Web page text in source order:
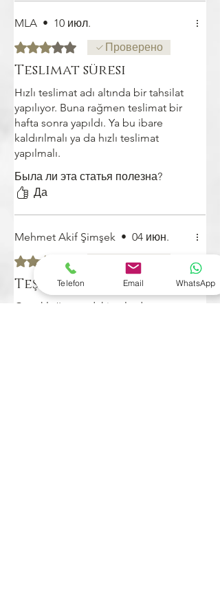
MLA • 10 июл.
Оценка: 3 из 5 звезд.Проверено
Teslimat süresi
Hızlı teslimat adı altında bir tahsilat
yapılıyor. Buna rağmen teslimat bir
hafta sonra yapıldı. Ya bu ibare
kaldırılmalı ya da hızlı teslimat
yapılmalı.
Была ли эта статья полезна?
Да
Mehmet Akif Şimşek • 04 июн.
Оценка: 5 из 5 звезд.Проверено
Teşekkürler
Çocukluğumuzdaki tatlardan
Telefon Email WhatsApp